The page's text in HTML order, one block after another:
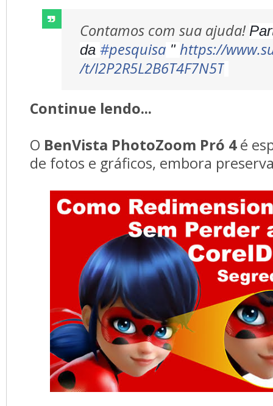
Contamos com sua ajuda!
da #pesquisa " https://
/t/I2P2R5L2B6T4F7N5T
Continue lendo...
O BenVista PhotoZoom Pró 4é
de fotos e gráficos, embora